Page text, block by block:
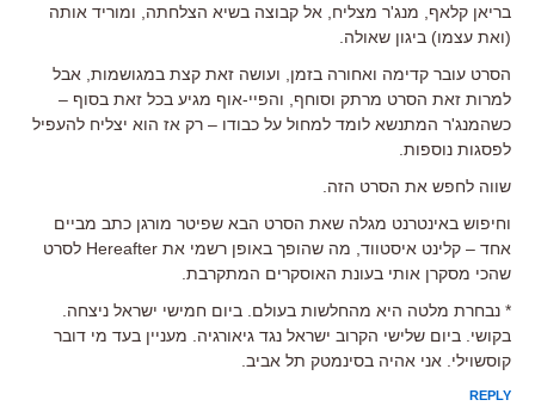
בריאן קלאף, מנג'ר מצליח, אל קבוצה בשיא הצלחתה, ומוריד אותה
(ואת עצמו) ביגון שאולה.
הסרט עובר קדימה ואחורה בזמן, ועושה זאת קצת במגושמות, אבל
למרות זאת הסרט מרתק וסוחף, והפיי-אוף מגיע בכל זאת בסוף –
כשהמנג'ר המתנשא לומד למחול על כבודו – רק אז הוא יצליח להעפיל
לפסגות נוספות.
שווה לחפש את הסרט הזה.
וחיפוש באינטרנט מגלה שאת הסרט הבא שפיטר מורגן כתב מביים
אחד – קלינט איסטווד, מה שהופך באופן רשמי את Hereafter לסרט
שהכי מסקרן אותי בעונת האוסקרים המתקרבת.
* נבחרת מלטה היא מהחלשות בעולם. ביום חמישי ישראל ניצחה.
בקושי. ביום שלישי הקרוב ישראל נגד גיאורגיה. מעניין בעד מי דובר
קוסשוילי. אני אהיה בסינמטק תל אביב.
REPLY